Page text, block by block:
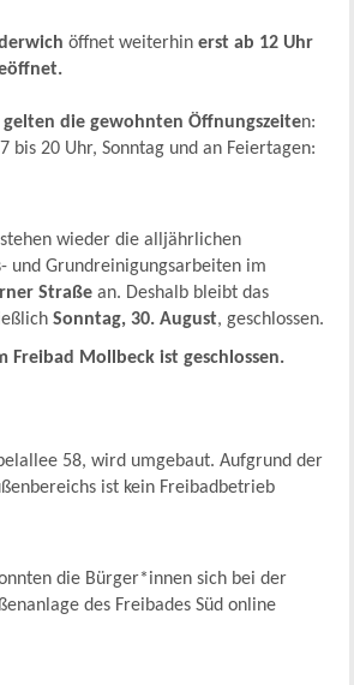
öffnet weiterhinerst ab 12 Uhr
gelten die gewohnten Öffnungszeiten:
bis 20 Uhr, Sonntag und an Feiertagen:
stehen wieder die alljährlichen
und Grundreinigungsarbeiten im
Straße an. Deshalb bleibt das
Sonntag, 30. August, geschlossen.
Freibad Mollbeck ist geschlossen.
58, wird umgebaut. Aufgrund der
ist kein Freibadbetrieb
die Bürger*innen sich bei der
des Freibades Süd online